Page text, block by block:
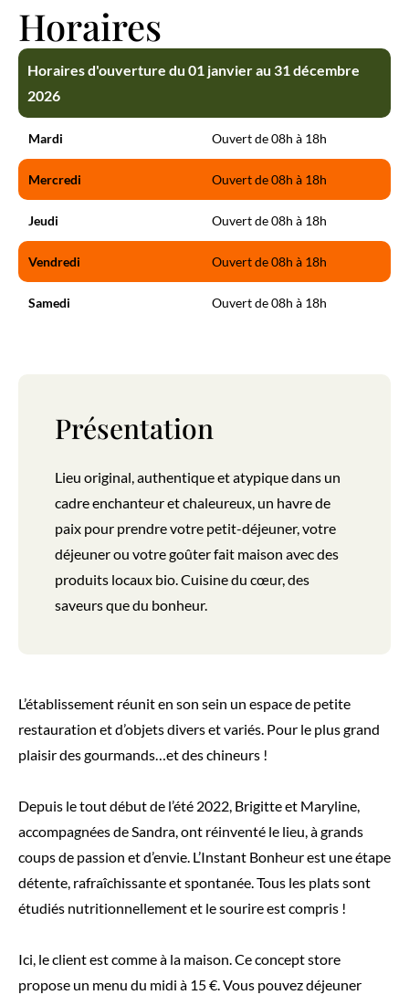
Présentation
Lieu original, authentique et atypique dans un
cadre enchanteur et chaleureux, un havre de
paix pour prendre votre petit-déjeuner, votre
déjeuner ou votre goûter fait maison avec des
produits locaux bio. Cuisine du cœur, des
saveurs que du bonheur.
L’établissement réunit en son sein un espace de petite
restauration et d’objets divers et variés. Pour le plus grand
plaisir des gourmands…et des chineurs !
Depuis le tout début de l’été 2022, Brigitte et Maryline,
accompagnées de Sandra, ont réinventé le lieu, à grands
coups de passion et d’envie. L’Instant Bonheur est une étape
détente, rafraîchissante et spontanée. Tous les plats sont
étudiés nutritionnellement et le sourire est compris !
Ici, le client est comme à la maison. Ce concept store
propose un menu du midi à 15 €. Vous pouvez déjeuner
Horaires
Horaires d'ouverture du 01 janvier au 31 décembre
2026
Mardi Ouvert de 08h à 18h
Mercredi Ouvert de 08h à 18h
Jeudi Ouvert de 08h à 18h
Vendredi Ouvert de 08h à 18h
Samedi Ouvert de 08h à 18h